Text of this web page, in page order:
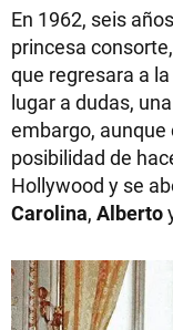
En 1962, seis
princesa
que regresara a
lugar a dudas,
embargo,
posibilidad de
Hollywood y se
Carolina, Alberto